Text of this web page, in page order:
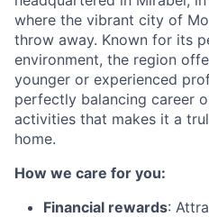
where the vibrant city of
throw away. Known for its
environment, the region
younger or experienced
perfectly balancing career
activities that makes it a
home.
How we care for you:
Financial rewards: